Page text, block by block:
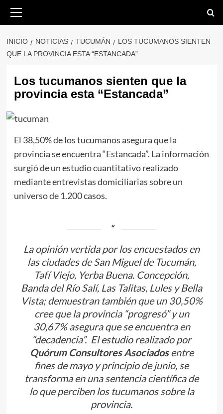
Saltar
primario
INICIO NOTICIAS TUCUMÁN
LOS TUCUMANOS SIENTEN
QUE LA PROVINCIA ESTA “ESTANCADA”
Los tucumanos sienten que la
provincia esta “Estancada”
El 38,50% de los tucumanos asegura que la
provincia se encuentra “Estancada”. La información
surgió de un estudio cuantitativo realizado
mediante entrevistas domiciliarias sobre un
universo de 1.200 casos.
La opinión vertida por los encuestados en
las ciudades de San Miguel de Tucumán,
Tafí Viejo, Yerba Buena. Concepción,
Banda del Río Salí, Las Talitas, Lules y Bella
Vista; demuestran también que un 30,50%
cree que la provincia “progresó” y un
30,67% asegura que se encuentra en
“decadencia”. El estudio realizado por
Quórum Consultores Asociadosentre
fines de mayo y principio de junio, se
transforma en una sentencia científica de
lo que perciben los tucumanos sobre la
provincia.